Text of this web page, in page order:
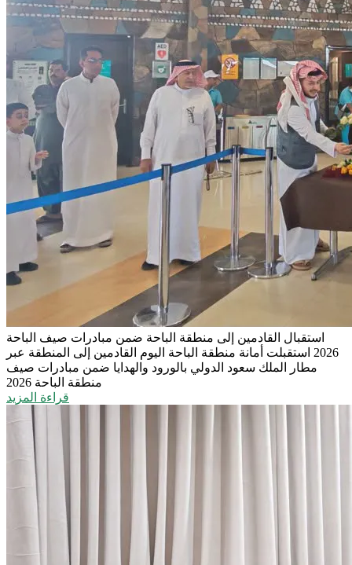
استقبال القادمين إلى منطقة الباحة ضمن مبادرات صيف الباحة
2026 استقبلت أمانة منطقة الباحة اليوم القادمين إلى المنطقة عبر
مطار الملك سعود الدولي بالورود والهدايا ضمن مبادرات صيف
منطقة الباحة 2026
قراءة المزيد